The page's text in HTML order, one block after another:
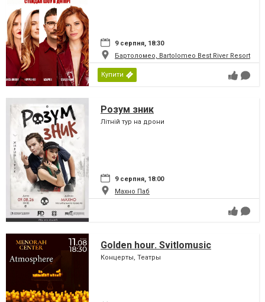
9 серпня, 18:30
Бартоломео, Bartolomeo Best River Resort
Купити
Розум зник
Літній тур на дрони
9 серпня, 18:00
Махно Паб
Golden hour. Svitlomusic
Концерты, Театры